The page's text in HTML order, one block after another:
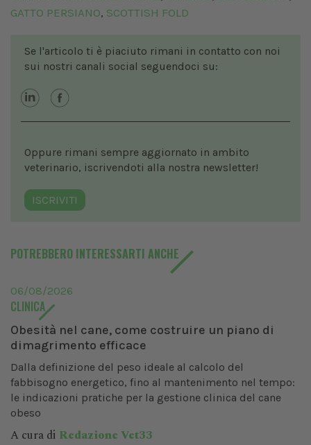
GATTO PERSIANO, SCOTTISH FOLD
Se l'articolo ti è piaciuto rimani in contatto con noi
sui nostri canali social seguendoci su:
Oppure rimani sempre aggiornato in ambito
veterinario, iscrivendoti alla nostra newsletter!
ISCRIVITI
POTREBBERO INTERESSARTI ANCHE
06/08/2026
CLINICA
Obesità nel cane, come costruire un piano di
dimagrimento efficace
Dalla definizione del peso ideale al calcolo del
fabbisogno energetico, fino al mantenimento nel tempo:
le indicazioni pratiche per la gestione clinica del cane
obeso
A cura di Redazione Vet33